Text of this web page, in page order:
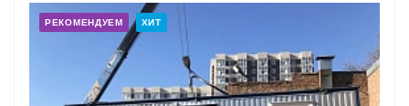
РЕКОМЕНДУЕМ ХИТ